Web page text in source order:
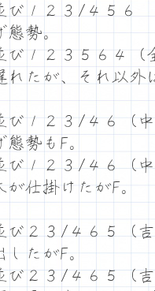
び１２３/４５６
勢。
１２３５６４（
れたが、それ以外
び１２３/４６（中
勢もF。
１２３/４６（
が仕掛けたがF。
び２３/４６５（吉
たがF。
２３/４６５（